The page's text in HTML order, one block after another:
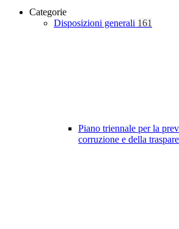
Categorie
Disposizioni generali 161
Piano triennale per la
corruzione e della